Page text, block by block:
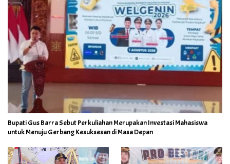
Bupati Gus Barra Sebut Perkuliahan Merupakan Investasi Mahasiswa
untuk Menuju Gerbang Kesuksesan di Masa Depan